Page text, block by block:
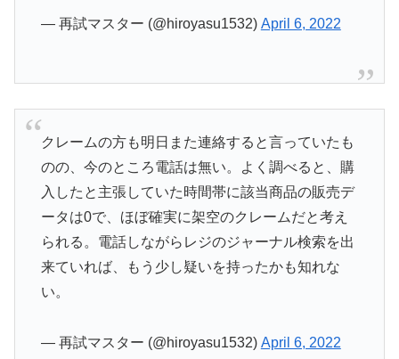
— 再試マスター (@hiroyasu1532) April 6, 2022
クレームの方も明日また連絡すると言っていたも
のの、今のところ電話は無い。よく調べると、購
入したと主張していた時間帯に該当商品の販売デ
ータは0で、ほぼ確実に架空のクレームだと考え
られる。電話しながらレジのジャーナル検索を出
来ていれば、もう少し疑いを持ったかも知れな
い。
— 再試マスター (@hiroyasu1532) April 6, 2022